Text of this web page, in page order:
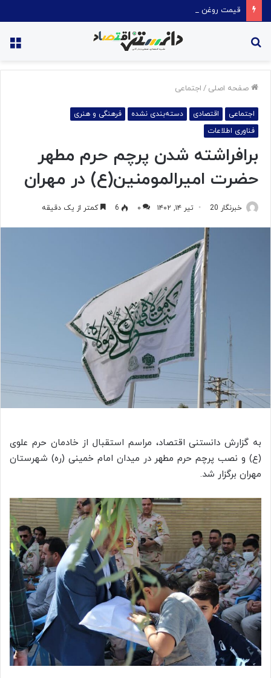
قیمت روغن دریکسال رکورد زد
صفحه اصلی / اجتماعی
اجتماعی اقتصادی دسته‌بندی نشده
فرهنگی و هنری
فناوری اطلاعات
برافراشته شدن پرچم حرم مطهر
حضرت امیرالمومنین(ع) در مهران
خبرنگار 20 تیر ۱۴, ۱۴۰۲ ۰ 6 کمتر از یک دقیقه
به گزارش دانستنی اقتصاد، مراسم استقبال از خادمان حرم علوی
(ع) و نصب پرچم حرم مطهر در میدان امام خمینی (ره) شهرستان
مهران برگزار شد.